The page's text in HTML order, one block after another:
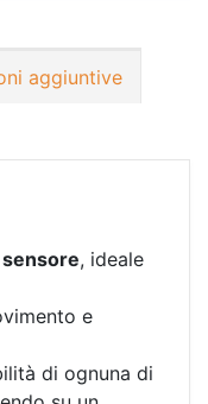
aggiuntive
, ideale
e
di ognuna di